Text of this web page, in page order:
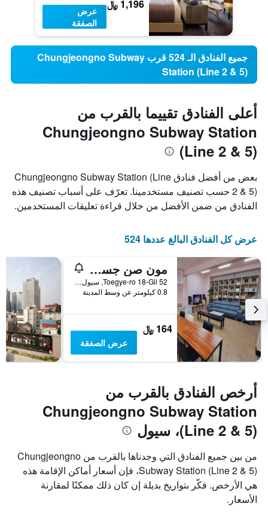
1,196 ﷼
عرض
الصفقة
جميع الفنادق الـ 524 قرب Chungjeongno Subway
Station (Line 2 & 5)
أعلى الفنادق تقييما بالقرب من
Chungjeongno Subway Station
(Line 2 & 5)
بعض من أفضل فنادق Chungjeongno Subway Station (Line
2 & 5) حسب تصنيف مستخدمينا. تعرّف على أسباب تصنيف هذه
الفنادق من ضمن الأفضل من خلال قراءة تعليقات المستخدمين.
عرض كل الفنادق البالغ عددها 524
مون صن جست هاوس
52 Toegye-ro 18-Gil, سيول, كوريا الجنوبية
0.8 كيلومتر عن وسط المدينة
164 ﷼
عرض الصفقة
أرخص الفنادق بالقرب من
Chungjeongno Subway Station
(Line 2 & 5)، سيول
من بين جميع الفنادق التي وجدناها بالقرب من Chungjeongno
Subway Station (Line 2 & 5)، فإن أسعار أماكن الإقامة هذه
هي الأرخص. فكّر بتواريخ بديلة إن كان ذلك ممكنًا لمقارنة
الأسعار.